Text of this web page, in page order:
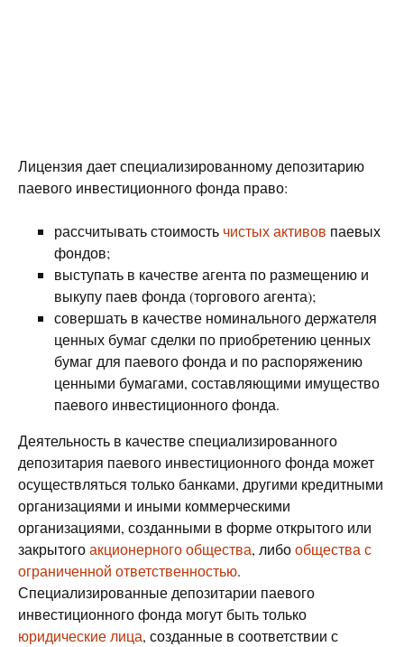
Лицензия дает специализированному депозитарию
паевого инвестиционного фонда право:
рассчитывать стоимость чистых активов паевых
фондов;
выступать в качестве агента по размещению и
выкупу паев фонда (торгового агента);
совершать в качестве номинального держателя
ценных бумаг сделки по приобретению ценных
бумаг для паевого фонда и по распоряжению
ценными бумагами, составляющими имущество
паевого инвестиционного фонда.
Деятельность в качестве специализированного
депозитария паевого инвестиционного фонда может
осуществляться только банками, другими кредитными
организациями и иными коммерческими
организациями, созданными в форме открытого или
закрытогоакционерного общества, либообщества с
ограниченной ответственностью.
Специализированные депозитарии паевого
инвестиционного фонда могут быть только
юридические лица, созданные в соответствии с